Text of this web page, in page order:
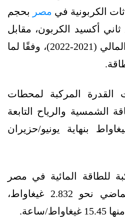
الكربونية في مصر بحجم
من ثاني أكسيد الكربون، مقابل
مليوني طن في العام المالي (2021-2022)، وفقًا لما
القدرة المركبة لمحطات
الشمسية والرياح التابعة
إلى 1.34 غيغاواط بنهاية يونيو/حزيران
للطاقة المائية في مصر
خلال العام المالي الماضي نحو 2.832 غيغاواط،
ساعة.